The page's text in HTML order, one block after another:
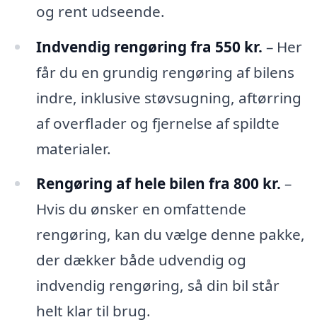
og rent udseende.
Indvendig rengøring fra 550 kr. – Her
får du en grundig rengøring af bilens
indre, inklusive støvsugning, aftørring
af overflader og fjernelse af spildte
materialer.
Rengøring af hele bilen fra 800 kr. –
Hvis du ønsker en omfattende
rengøring, kan du vælge denne pakke,
der dækker både udvendig og
indvendig rengøring, så din bil står
helt klar til brug.